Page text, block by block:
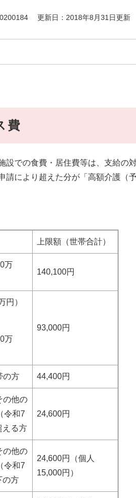
更新日：2018年8月31日更新
費
での食費・居住費等は、支給の
請により超えた分が「高額介護（
上限額（世帯合計）
万
140,100円
円）
万
93,000円
の方 44,400円
の他の
令和7
える方
24,600円
の他の
令和7
の方
24,600円（個人
15,000円）